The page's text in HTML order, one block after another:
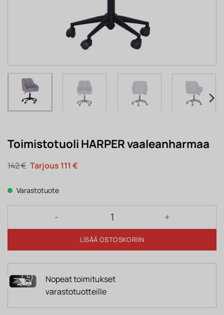
Toimistotuoli HARPER vaaleanharmaa
142€ Alkuperäinen
hinta
142 €.
111 €Nykyinen
Varastotuote
Toimistotuoli HARPER vaaleanharmaa määrä
LISÄÄ OSTOSKORIIN
Nopeat toimitukset
varastotuotteille